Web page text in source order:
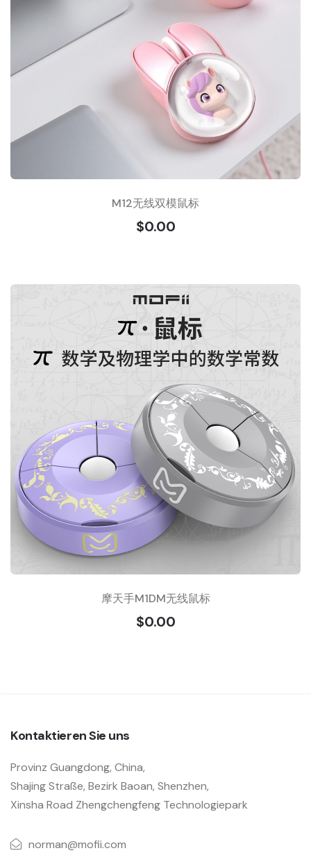
M12无线双模鼠标
$0.00
摩天手M1DM无线鼠标
$0.00
Kontaktieren Sie uns
Provinz Guangdong, China,
Shajing Straße, Bezirk Baoan, Shenzhen,
Xinsha Road Zhengchengfeng Technologiepark
norman@mofii.com